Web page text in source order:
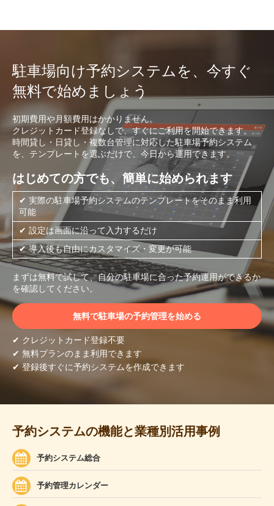
駐車場向け予約システムを、今すぐ
無料で始めましょう
初期費用や月額費用はかかりません。
クレジットカード登録なしで、すぐにご利用を開始できます。
時間貸し・日貸し・複数台管理に対応した駐車場予約システム
を、テンプレートを選ぶだけで、今日から運用できます。
はじめての方でも、簡単に始められます
✔ 実際の駐車場予約システムのテンプレートをそのまま利用
可能
✔ 設定は画面に沿って入力するだけ
✔ 導入後も自由にカスタマイズ・変更が可能
まずは無料で試して、自分の駐車場に合った予約運用ができるか
を確認してください。
無料で駐車場の予約管理を始める
✔ クレジットカード登録不要
✔ 無料プランのまま利用できます
✔ 登録後すぐに予約システムを作成できます
予約システムの機能と業種別活用事例
予約システム総合
予約管理カレンダー